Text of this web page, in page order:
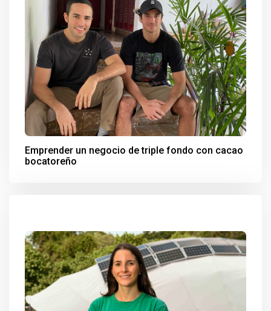
Emprender un negocio de triple fondo con cacao
bocatoreño